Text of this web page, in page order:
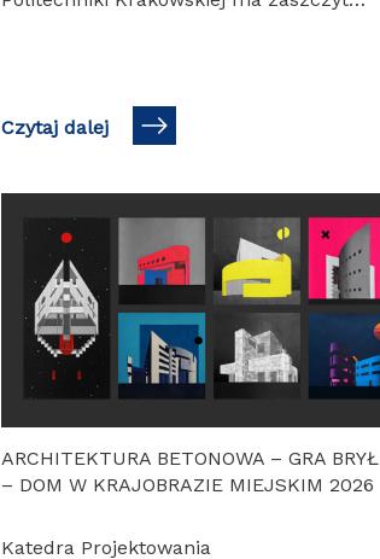
Czytaj dalej
ARCHITEKTURA BETONOWA – GRA BRYŁ
– DOM W KRAJOBRAZIE MIEJSKIM 2026
Katedra Projektowania